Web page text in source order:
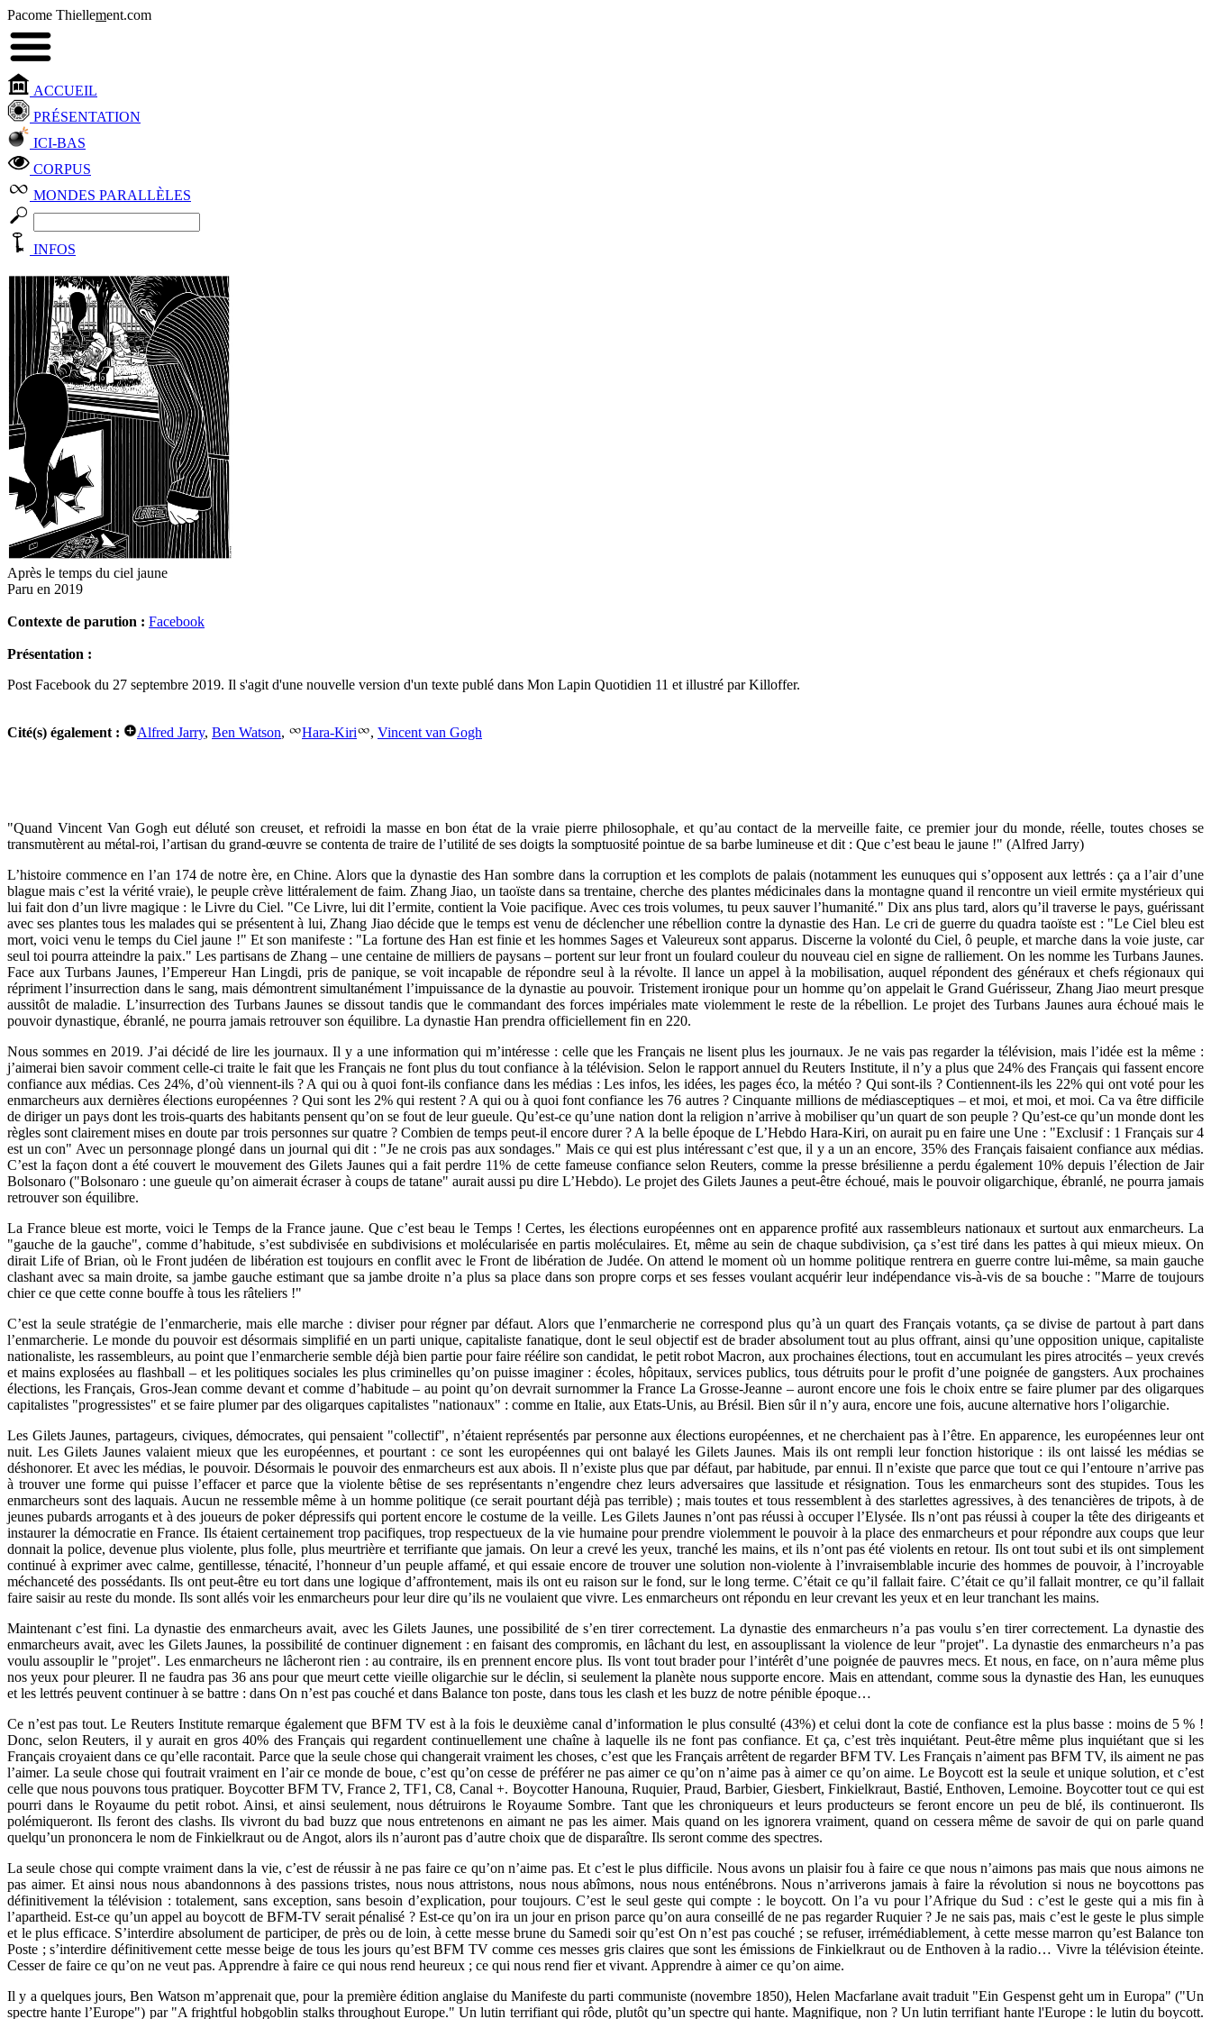
Pacome Thiellement.com
ACCUEIL
PRÉSENTATION
ICI-BAS
CORPUS
MONDES PARALLÈLES
INFOS
Après le temps du ciel jaune
Paru en 2019
Contexte de parution : Facebook
Présentation :
Post Facebook du 27 septembre 2019. Il s'agit d'une nouvelle version d'un texte publé dans Mon Lapin Quotidien 11 et illustré par Killoffer.
Cité(s) également : Alfred Jarry, Ben Watson, Hara-Kiri , Vincent van Gogh
"Quand Vincent Van Gogh eut déluté son creuset, et refroidi la masse en bon état de la vraie pierre philosophale, et qu’au contact de la merveille faite, ce premier jour du monde, réelle, toutes choses se
transmutèrent au métal-roi, l’artisan du grand-œuvre se contenta de traire de l’utilité de ses doigts la somptuosité pointue de sa barbe lumineuse et dit : Que c’est beau le jaune !" (Alfred Jarry)
L’histoire commence en l’an 174 de notre ère, en Chine. Alors que la dynastie des Han sombre dans la corruption et les complots de palais (notamment les eunuques qui s’opposent aux lettrés : ça a l’air d’une
blague mais c’est la vérité vraie), le peuple crève littéralement de faim. Zhang Jiao, un taoïste dans sa trentaine, cherche des plantes médicinales dans la montagne quand il rencontre un vieil ermite mystérieux qui
lui fait don d’un livre magique : le Livre du Ciel. "Ce Livre, lui dit l’ermite, contient la Voie pacifique. Avec ces trois volumes, tu peux sauver l’humanité." Dix ans plus tard, alors qu’il traverse le pays, guérissant
avec ses plantes tous les malades qui se présentent à lui, Zhang Jiao décide que le temps est venu de déclencher une rébellion contre la dynastie des Han. Le cri de guerre du quadra taoïste est : "Le Ciel bleu est
mort, voici venu le temps du Ciel jaune !" Et son manifeste : "La fortune des Han est finie et les hommes Sages et Valeureux sont apparus. Discerne la volonté du Ciel, ô peuple, et marche dans la voie juste, car
seul toi pourra atteindre la paix." Les partisans de Zhang – une centaine de milliers de paysans – portent sur leur front un foulard couleur du nouveau ciel en signe de ralliement. On les nomme les Turbans Jaunes.
Face aux Turbans Jaunes, l’Empereur Han Lingdi, pris de panique, se voit incapable de répondre seul à la révolte. Il lance un appel à la mobilisation, auquel répondent des généraux et chefs régionaux qui
répriment l’insurrection dans le sang, mais démontrent simultanément l’impuissance de la dynastie au pouvoir. Tristement ironique pour un homme qu’on appelait le Grand Guérisseur, Zhang Jiao meurt presque
aussitôt de maladie. L’insurrection des Turbans Jaunes se dissout tandis que le commandant des forces impériales mate violemment le reste de la rébellion. Le projet des Turbans Jaunes aura échoué mais le
pouvoir dynastique, ébranlé, ne pourra jamais retrouver son équilibre. La dynastie Han prendra officiellement fin en 220.
Nous sommes en 2019. J’ai décidé de lire les journaux. Il y a une information qui m’intéresse : celle que les Français ne lisent plus les journaux. Je ne vais pas regarder la télévision, mais l’idée est la même :
j’aimerai bien savoir comment celle-ci traite le fait que les Français ne font plus du tout confiance à la télévision. Selon le rapport annuel du Reuters Institute, il n’y a plus que 24% des Français qui fassent encore
confiance aux médias. Ces 24%, d’où viennent-ils ? A qui ou à quoi font-ils confiance dans les médias : Les infos, les idées, les pages éco, la météo ? Qui sont-ils ? Contiennent-ils les 22% qui ont voté pour les
enmarcheurs aux dernières élections européennes ? Qui sont les 2% qui restent ? A qui ou à quoi font confiance les 76 autres ? Cinquante millions de médiasceptiques – et moi, et moi, et moi. Ca va être difficile
de diriger un pays dont les trois-quarts des habitants pensent qu’on se fout de leur gueule. Qu’est-ce qu’une nation dont la religion n’arrive à mobiliser qu’un quart de son peuple ? Qu’est-ce qu’un monde dont les
règles sont clairement mises en doute par trois personnes sur quatre ? Combien de temps peut-il encore durer ? A la belle époque de L’Hebdo Hara-Kiri, on aurait pu en faire une Une : "Exclusif : 1 Français sur 4
est un con" Avec un personnage plongé dans un journal qui dit : "Je ne crois pas aux sondages." Mais ce qui est plus intéressant c’est que, il y a un an encore, 35% des Français faisaient confiance aux médias.
C’est la façon dont a été couvert le mouvement des Gilets Jaunes qui a fait perdre 11% de cette fameuse confiance selon Reuters, comme la presse brésilienne a perdu également 10% depuis l’élection de Jair
Bolsonaro ("Bolsonaro : une gueule qu’on aimerait écraser à coups de tatane" aurait aussi pu dire L’Hebdo). Le projet des Gilets Jaunes a peut-être échoué, mais le pouvoir oligarchique, ébranlé, ne pourra jamais
retrouver son équilibre.
La France bleue est morte, voici le Temps de la France jaune. Que c’est beau le Temps ! Certes, les élections européennes ont en apparence profité aux rassembleurs nationaux et surtout aux enmarcheurs. La
"gauche de la gauche", comme d’habitude, s’est subdivisée en subdivisions et molécularisée en partis moléculaires. Et, même au sein de chaque subdivision, ça s’est tiré dans les pattes à qui mieux mieux. On
dirait Life of Brian, où le Front judéen de libération est toujours en conflit avec le Front de libération de Judée. On attend le moment où un homme politique rentrera en guerre contre lui-même, sa main gauche
clashant avec sa main droite, sa jambe gauche estimant que sa jambe droite n’a plus sa place dans son propre corps et ses fesses voulant acquérir leur indépendance vis-à-vis de sa bouche : "Marre de toujours
chier ce que cette conne bouffe à tous les râteliers !"
C’est la seule stratégie de l’enmarcherie, mais elle marche : diviser pour régner par défaut. Alors que l’enmarcherie ne correspond plus qu’à un quart des Français votants, ça se divise de partout à part dans
l’enmarcherie. Le monde du pouvoir est désormais simplifié en un parti unique, capitaliste fanatique, dont le seul objectif est de brader absolument tout au plus offrant, ainsi qu’une opposition unique, capitaliste
nationaliste, les rassembleurs, au point que l’enmarcherie semble déjà bien partie pour faire réélire son candidat, le petit robot Macron, aux prochaines élections, tout en accumulant les pires atrocités – yeux crevés
et mains explosées au flashball – et les politiques sociales les plus criminelles qu’on puisse imaginer : écoles, hôpitaux, services publics, tous détruits pour le profit d’une poignée de gangsters. Aux prochaines
élections, les Français, Gros-Jean comme devant et comme d’habitude – au point qu’on devrait surnommer la France La Grosse-Jeanne – auront encore une fois le choix entre se faire plumer par des oligarques
capitalistes "progressistes" et se faire plumer par des oligarques capitalistes "nationaux" : comme en Italie, aux Etats-Unis, au Brésil. Bien sûr il n’y aura, encore une fois, aucune alternative hors l’oligarchie.
Les Gilets Jaunes, partageurs, civiques, démocrates, qui pensaient "collectif", n’étaient représentés par personne aux élections européennes, et ne cherchaient pas à l’être. En apparence, les européennes leur ont
nuit. Les Gilets Jaunes valaient mieux que les européennes, et pourtant : ce sont les européennes qui ont balayé les Gilets Jaunes. Mais ils ont rempli leur fonction historique : ils ont laissé les médias se
déshonorer. Et avec les médias, le pouvoir. Désormais le pouvoir des enmarcheurs est aux abois. Il n’existe plus que par défaut, par habitude, par ennui. Il n’existe que parce que tout ce qui l’entoure n’arrive pas
à trouver une forme qui puisse l’effacer et parce que la violente bêtise de ses représentants n’engendre chez leurs adversaires que lassitude et résignation. Tous les enmarcheurs sont des stupides. Tous les
enmarcheurs sont des laquais. Aucun ne ressemble même à un homme politique (ce serait pourtant déjà pas terrible) ; mais toutes et tous ressemblent à des starlettes agressives, à des tenancières de tripots, à de
jeunes pubards arrogants et à des joueurs de poker dépressifs qui portent encore le costume de la veille. Les Gilets Jaunes n’ont pas réussi à occuper l’Elysée. Ils n’ont pas réussi à couper la tête des dirigeants et
instaurer la démocratie en France. Ils étaient certainement trop pacifiques, trop respectueux de la vie humaine pour prendre violemment le pouvoir à la place des enmarcheurs et pour répondre aux coups que leur
donnait la police, devenue plus violente, plus folle, plus meurtrière et terrifiante que jamais. On leur a crevé les yeux, tranché les mains, et ils n’ont pas été violents en retour. Ils ont tout subi et ils ont simplement
continué à exprimer avec calme, gentillesse, ténacité, l’honneur d’un peuple affamé, et qui essaie encore de trouver une solution non-violente à l’invraisemblable incurie des hommes de pouvoir, à l’incroyable
méchanceté des possédants. Ils ont peut-être eu tort dans une logique d’affrontement, mais ils ont eu raison sur le fond, sur le long terme. C’était ce qu’il fallait faire. C’était ce qu’il fallait montrer, ce qu’il fallait
faire saisir au reste du monde. Ils sont allés voir les enmarcheurs pour leur dire qu’ils ne voulaient que vivre. Les enmarcheurs ont répondu en leur crevant les yeux et en leur tranchant les mains.
Maintenant c’est fini. La dynastie des enmarcheurs avait, avec les Gilets Jaunes, une possibilité de s’en tirer correctement. La dynastie des enmarcheurs n’a pas voulu s’en tirer correctement. La dynastie des
enmarcheurs avait, avec les Gilets Jaunes, la possibilité de continuer dignement : en faisant des compromis, en lâchant du lest, en assouplissant la violence de leur "projet". La dynastie des enmarcheurs n’a pas
voulu assouplir le "projet". Les enmarcheurs ne lâcheront rien : au contraire, ils en prennent encore plus. Ils vont tout brader pour l’intérêt d’une poignée de pauvres mecs. Et nous, en face, on n’aura même plus
nos yeux pour pleurer. Il ne faudra pas 36 ans pour que meurt cette vieille oligarchie sur le déclin, si seulement la planète nous supporte encore. Mais en attendant, comme sous la dynastie des Han, les eunuques
et les lettrés peuvent continuer à se battre : dans On n’est pas couché et dans Balance ton poste, dans tous les clash et les buzz de notre pénible époque…
Ce n’est pas tout. Le Reuters Institute remarque également que BFM TV est à la fois le deuxième canal d’information le plus consulté (43%) et celui dont la cote de confiance est la plus basse : moins de 5 % !
Donc, selon Reuters, il y aurait en gros 40% des Français qui regardent continuellement une chaîne à laquelle ils ne font pas confiance. Et ça, c’est très inquiétant. Peut-être même plus inquiétant que si les
Français croyaient dans ce qu’elle racontait. Parce que la seule chose qui changerait vraiment les choses, c’est que les Français arrêtent de regarder BFM TV. Les Français n’aiment pas BFM TV, ils aiment ne pas
l’aimer. La seule chose qui foutrait vraiment en l’air ce monde de boue, c’est qu’on cesse de préférer ne pas aimer ce qu’on n’aime pas à aimer ce qu’on aime. Le Boycott est la seule et unique solution, et c’est
celle que nous pouvons tous pratiquer. Boycotter BFM TV, France 2, TF1, C8, Canal +. Boycotter Hanouna, Ruquier, Praud, Barbier, Giesbert, Finkielkraut, Bastié, Enthoven, Lemoine. Boycotter tout ce qui est
pourri dans le Royaume du petit robot. Ainsi, et ainsi seulement, nous détruirons le Royaume Sombre. Tant que les chroniqueurs et leurs producteurs se feront encore un peu de blé, ils continueront. Ils
polémiqueront. Ils feront des clashs. Ils vivront du bad buzz que nous entretenons en aimant ne pas les aimer. Mais quand on les ignorera vraiment, quand on cessera même de savoir de qui on parle quand
quelqu’un prononcera le nom de Finkielkraut ou de Angot, alors ils n’auront pas d’autre choix que de disparaître. Ils seront comme des spectres.
La seule chose qui compte vraiment dans la vie, c’est de réussir à ne pas faire ce qu’on n’aime pas. Et c’est le plus difficile. Nous avons un plaisir fou à faire ce que nous n’aimons pas mais que nous aimons ne
pas aimer. Et ainsi nous nous abandonnons à des passions tristes, nous nous attristons, nous nous abîmons, nous nous enténébrons. Nous n’arriverons jamais à faire la révolution si nous ne boycottons pas
définitivement la télévision : totalement, sans exception, sans besoin d’explication, pour toujours. C’est le seul geste qui compte : le boycott. On l’a vu pour l’Afrique du Sud : c’est le geste qui a mis fin à
l’apartheid. Est-ce qu’un appel au boycott de BFM-TV serait pénalisé ? Est-ce qu’on ira un jour en prison parce qu’on aura conseillé de ne pas regarder Ruquier ? Je ne sais pas, mais c’est le geste le plus simple
et le plus efficace. S’interdire absolument de participer, de près ou de loin, à cette messe brune du Samedi soir qu’est On n’est pas couché ; se refuser, irrémédiablement, à cette messe marron qu’est Balance ton
Poste ; s’interdire définitivement cette messe beige de tous les jours qu’est BFM TV comme ces messes gris claires que sont les émissions de Finkielkraut ou de Enthoven à la radio… Vivre la télévision éteinte.
Cesser de faire ce qu’on ne veut pas. Apprendre à faire ce qui nous rend heureux ; ce qui nous rend fier et vivant. Apprendre à aimer ce qu’on aime.
Il y a quelques jours, Ben Watson m’apprenait que, pour la première édition anglaise du Manifeste du parti communiste (novembre 1850), Helen Macfarlane avait traduit "Ein Gespenst geht um in Europa" ("Un
spectre hante l’Europe") par "A frightful hobgoblin stalks throughout Europe." Un lutin terrifiant qui rôde, plutôt qu’un spectre qui hante. Magnifique, non ? Un lutin terrifiant hante l'Europe : le lutin du boycott.